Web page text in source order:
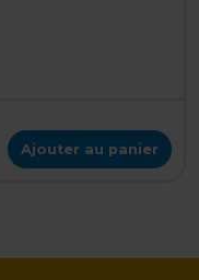
Ajouter au panier